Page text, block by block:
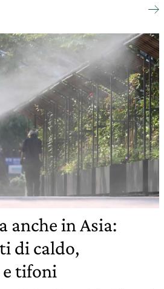
anche in Asia:
di caldo,
tifoni